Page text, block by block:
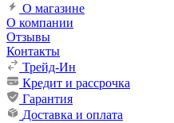
О магазине
О компании
Отзывы
Контакты
Трейд-Ин
Кредит и рассрочка
Гарантия
Доставка и оплата